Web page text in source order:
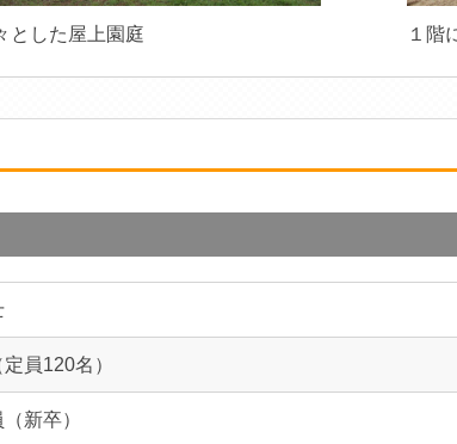
とした屋上園庭 １階
員120名）
新卒）